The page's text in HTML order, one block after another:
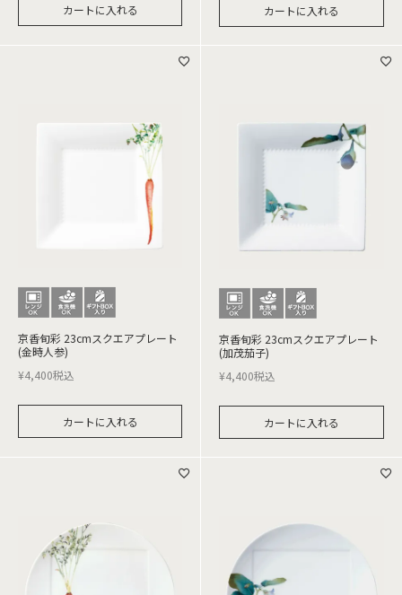
カートに入れる カートに入れる
京香旬彩 23cmスクエアプレート
(金時人参)
¥4,400税込
カートに入れる
京香旬彩 23cmスクエアプレート
(加茂茄子)
¥4,400税込
カートに入れる